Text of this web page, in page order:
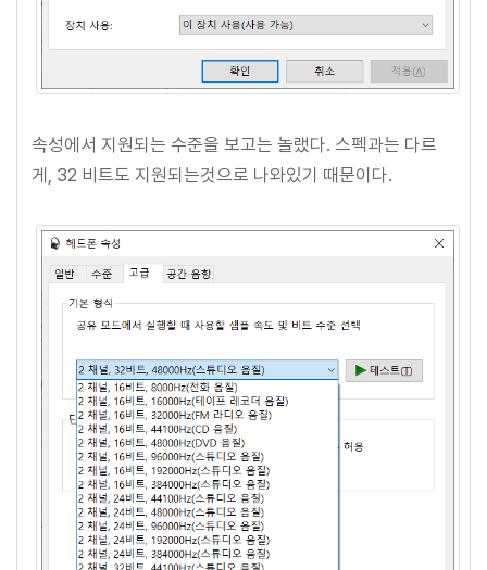
속성에서 지원되는 수준을 보고는 놀랬다. 스펙과는 다르
게, 32 비트도 지원되는것으로 나와있기 때문이다.